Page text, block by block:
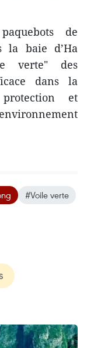
de
la baie d’Ha
verte" des
dans la
et
#Voile verte